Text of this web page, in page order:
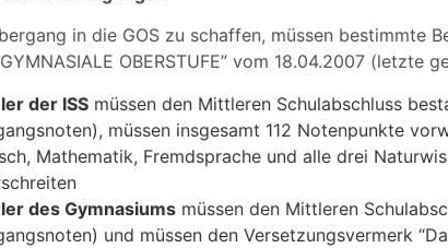
in die GOS zu schaffen, müssen bestimmte
OBERSTUFE” vom 18.04.2007 (letzte
der ISS müssen den Mittleren Schulabschluss
müssen insgesamt 112 Notenpunkte
Mathematik, Fremdsprache und alle drei
des Gymnasiums müssen den Mittleren
und müssen den Versetzungsvermerk